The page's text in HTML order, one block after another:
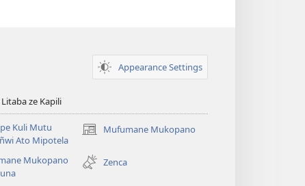
Appearance Settings
ze Kapili
Kuli Mutu
Ato Mipotela
Mufumane Mukopano
(opens
window)
Mukopano
Zenca